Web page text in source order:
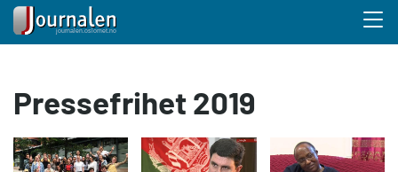
hovedinnhold
Pressefrihet 2019